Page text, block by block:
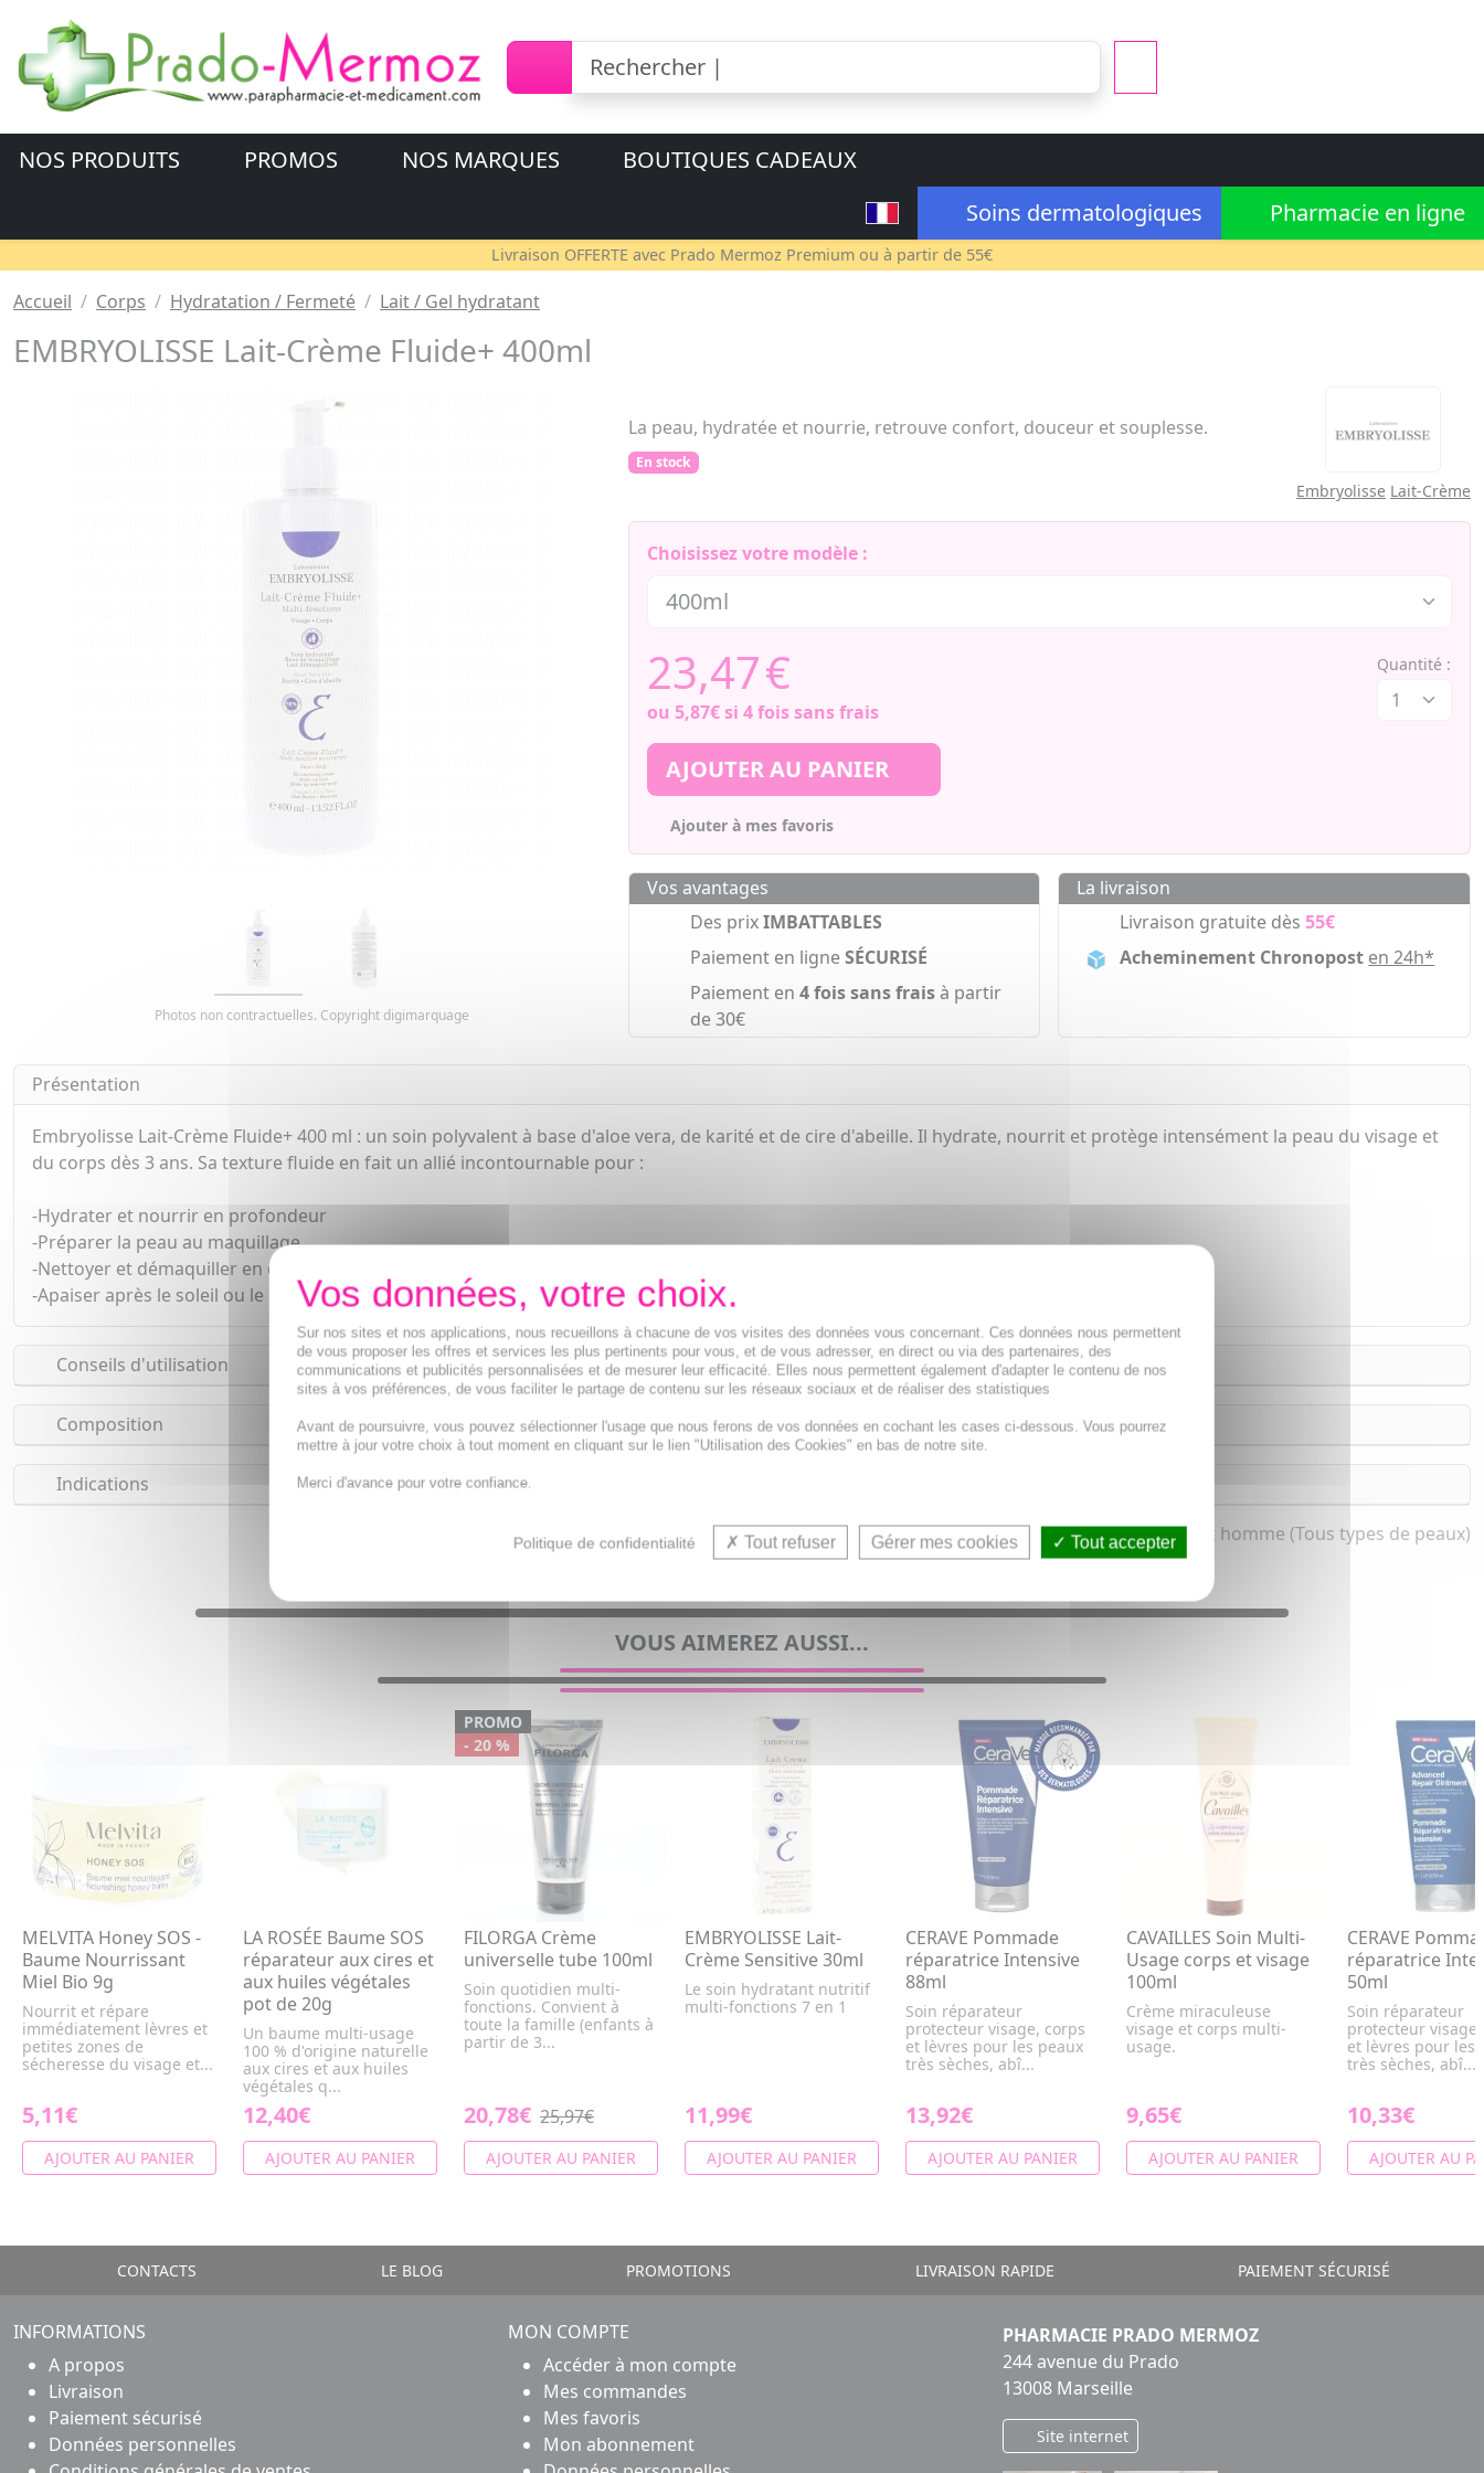
NOS PRODUITS PROMOS NOS MARQUES
BOUTIQUES CADEAUX
Soins dermatologiques
Pharmacie en ligne
Livraison OFFERTE avec Prado Mermoz Premium ou à partir de 55€
Accueil Corps Hydratation / Fermeté Lait / Gel hydratant
EMBRYOLISSE Lait-Crème Fluide+ 400ml
Photos non contractuelles. Copyright digimarquage
La peau, hydratée et nourrie, retrouve confort, douceur et souplesse.
En stock
Embryolisse Lait-Crème
Choisissez votre modèle :
23,47€
ou 5,87€si 4 fois sans frais
Quantité :
AJOUTER AU PANIER
Ajouter à mes favoris
Vos avantages
Des prixIMBATTABLES
Paiement en ligneSÉCURISÉ
Paiement en 4 fois sans fraisà partir
de 30€
La livraison
Livraison gratuite dès55€
Acheminement Chronopost en 24h*
Présentation
Embryolisse Lait-Crème Fluide+ 400 ml : un soin polyvalent à base d'aloe vera, de karité et de cire d'abeille. Il hydrate, nourrit et protège intensément la peau du visage et
du corps dès 3 ans. Sa texture fluide en fait un allié incontournable pour :
-Hydrater et nourrir en profondeur
-Préparer la peau au maquillage
-Nettoyer et démaquiller en douceur
-Apaiser après le soleil ou le rasage"
Conseils d'utilisation
Composition
Indications
Soin multi-usage pour femme et homme (Tous types de peaux)
VOUS AIMEREZ AUSSI...
MELVITA Honey SOS -
Baume Nourrissant
Miel Bio 9g
Nourrit et répare
immédiatement lèvres et
petites zones de
sécheresse du visage et...
5,11€
AJOUTER AU PANIER
LA ROSÉE Baume SOS
réparateur aux cires et
aux huiles végétales
pot de 20g
Un baume multi-usage
100 % d'origine naturelle
aux cires et aux huiles
végétales q...
12,40€
AJOUTER AU PANIER
PROMO
- 20 %
FILORGA Crème
universelle tube 100ml
Soin quotidien multi-
fonctions. Convient à
toute la famille (enfants à
partir de 3...
20,78€ 25,97€
AJOUTER AU PANIER
EMBRYOLISSE Lait-
Crème Sensitive 30ml
Le soin hydratant nutritif
multi-fonctions 7 en 1
11,99€
AJOUTER AU PANIER
CERAVE Pommade
réparatrice Intensive
88ml
Soin réparateur
protecteur visage, corps
et lèvres pour les peaux
très sèches, abî...
13,92€
AJOUTER AU PANIER
CAVAILLES Soin Multi-
Usage corps et visage
100ml
Crème miraculeuse
visage et corps multi-
usage.
9,65€
AJOUTER AU PANIER
CERAVE
réparatrice
50ml
Soin réparateur
protecteur
et lèvres pour les
très sèches, abî...
10,33€
AJOUTER AU
CONTACTS LE BLOG PROMOTIONS LIVRAISON RAPIDE PAIEMENT SÉCURISÉ
INFORMATIONS
A propos
Livraison
Paiement sécurisé
Données personnelles
MON COMPTE
Accéder à mon compte
Mes commandes
Mes favoris
Mon abonnement
PHARMACIE PRADO MERMOZ
244 avenue du Prado
13008 Marseille
Site internet
Sur nos sites et nos applications, nous recueillons à chacune de vos visites des données vous concernant. Ces données nous permettent
de vous proposer les offres et services les plus pertinents pour vous, et de vous adresser, en direct ou via des partenaires, des
communications et publicités personnalisées et de mesurer leur efficacité. Elles nous permettent également d'adapter le contenu de nos
sites à vos préférences, de vous faciliter le partage de contenu sur les réseaux sociaux et de réaliser des statistiques
Avant de poursuivre, vous pouvez sélectionner l'usage que nous ferons de vos données en cochant les cases ci-dessous. Vous pourrez
mettre à jour votre choix à tout moment en cliquant sur le lien "Utilisation des Cookies" en bas de notre site.
Merci d'avance pour votre confiance.
Politique de confidentialité Tout refuser Gérer mes cookies Tout accepter